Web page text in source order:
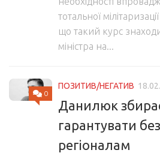
тотальної
що такий курс
міністра на...
0
ПОЗИТИВ/НЕГАТИВ
Данилюк
гарантувати
регіоналам